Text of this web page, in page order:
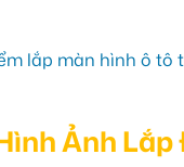
lắp màn hình ô tô
Ảnh